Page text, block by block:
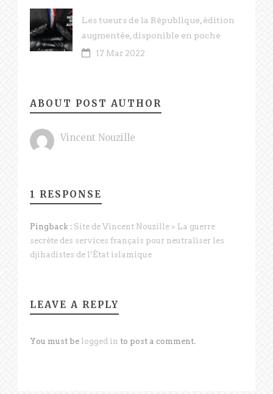
Les tueurs de la République, édition
augmentée, disponible en poche
17 Mar 2022
ABOUT POST AUTHOR
Vincent Nouzille
1 RESPONSE
Pingback : Site de Vincent Nouzille » La guerre
secrète des services français pour neutraliser les
djihadistes de l’État islamique
LEAVE A REPLY
You must be logged in to post a comment.